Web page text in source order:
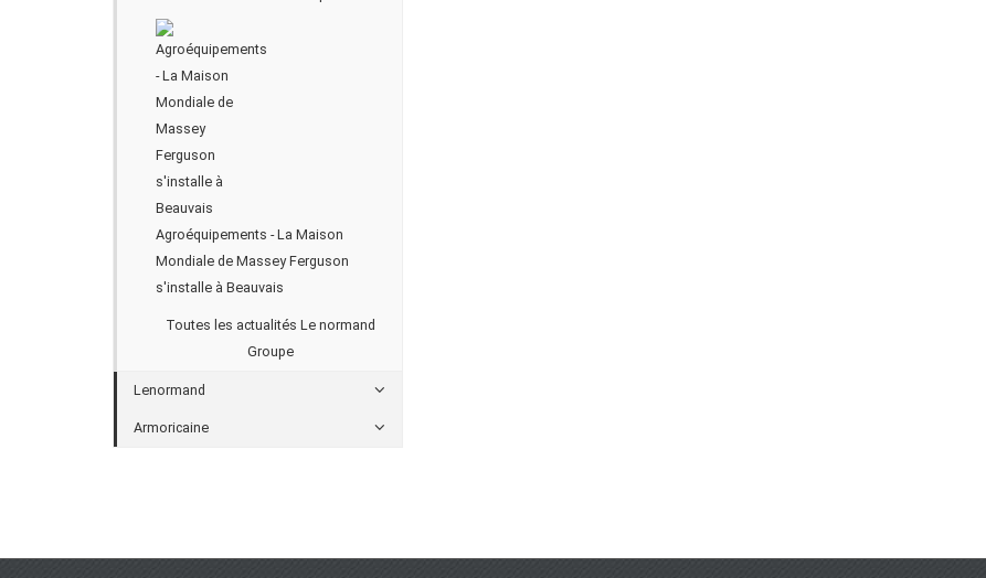
Agroéquipements - La Maison
Mondiale de Massey Ferguson
s'installe à Beauvais
Toutes les actualités Le normand
Groupe
Lenormand
Armoricaine